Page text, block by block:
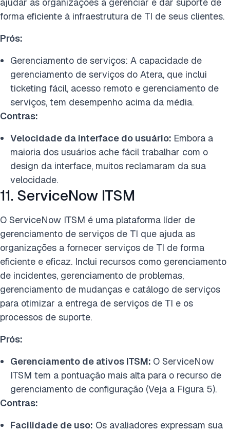
forma eficiente à infraestrutura de TI de seus clientes.
Prós:
Gerenciamento de serviços: A capacidade de
gerenciamento de serviços do Atera, que inclui
ticketing fácil, acesso remoto e gerenciamento de
serviços, tem desempenho acima da média.
Contras:
Velocidade da interface do usuário: Embora a
maioria dos usuários ache fácil trabalhar com o
design da interface, muitos reclamaram da sua
velocidade.
11. ServiceNow ITSM
O ServiceNow ITSM é uma plataforma líder de
gerenciamento de serviços de TI que ajuda as
organizações a fornecer serviços de TI de forma
eficiente e eficaz. Inclui recursos como gerenciamento
de incidentes, gerenciamento de problemas,
gerenciamento de mudanças e catálogo de serviços
para otimizar a entrega de serviços de TI e os
processos de suporte.
Prós:
Gerenciamento de ativos ITSM: O ServiceNow
ITSM tem a pontuação mais alta para o recurso de
gerenciamento de configuração (Veja a Figura 5).
Contras:
Facilidade de uso: Os avaliadores expressam sua